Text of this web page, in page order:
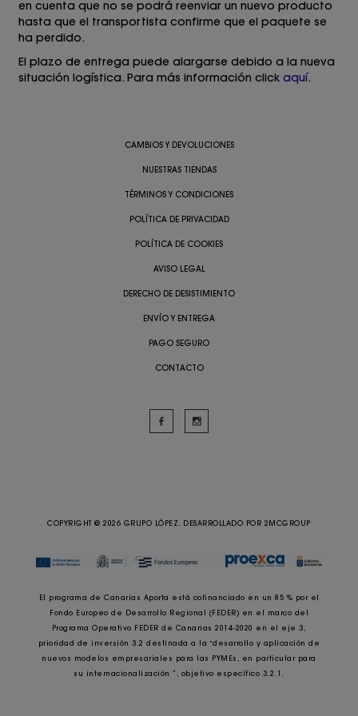
en cuenta que no se podrá reenviar un nuevo producto
hasta que el transportista confirme que el paquete se
ha perdido.
El plazo de entrega puede alargarse debido a la nueva
situación logística. Para más información click aquí.
CAMBIOS Y DEVOLUCIONES
NUESTRAS TIENDAS
TÉRMINOS Y CONDICIONES
POLÍTICA DE PRIVACIDAD
POLÍTICA DE COOKIES
AVISO LEGAL
DERECHO DE DESISTIMIENTO
ENVÍO Y ENTREGA
PAGO SEGURO
CONTACTO
COPYRIGHT @ 2026 GRUPO LÓPEZ. DESARROLLADO POR 2MCGROUP
El programa de Canarias Aporta está cofinanciado en un 85 % por el
Fondo Europeo de Desarrollo Regional (FEDER) en el marco del
Programa Operativo FEDER de Canarias 2014-2020 en el eje 3,
prioridad de inversión 3.2 destinada a la “desarrollo y aplicación de
nuevos modelos empresariales para las PYMEs, en particular para
su internacionalización ”, objetivo específico 3.2.1.